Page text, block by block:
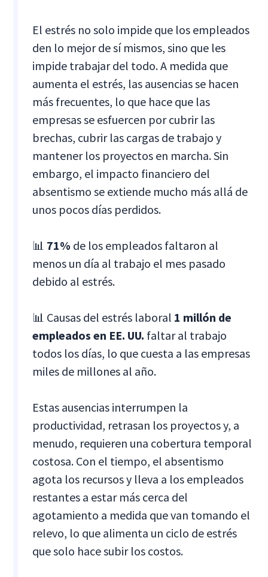
El estrés no solo impide que los empleados
den lo mejor de sí mismos, sino que les
impide trabajar del todo. A medida que
aumenta el estrés, las ausencias se hacen
más frecuentes, lo que hace que las
empresas se esfuercen por cubrir las
brechas, cubrir las cargas de trabajo y
mantener los proyectos en marcha. Sin
embargo, el impacto financiero del
absentismo se extiende mucho más allá de
unos pocos días perdidos.
📊 71% de los empleados faltaron al
menos un día al trabajo el mes pasado
debido al estrés.
📊 Causas del estrés laboral 1 millón de
empleados en EE. UU. faltar al trabajo
todos los días, lo que cuesta a las empresas
miles de millones al año.
Estas ausencias interrumpen la
productividad, retrasan los proyectos y, a
menudo, requieren una cobertura temporal
costosa. Con el tiempo, el absentismo
agota los recursos y lleva a los empleados
restantes a estar más cerca del
agotamiento a medida que van tomando el
relevo, lo que alimenta un ciclo de estrés
que solo hace subir los costos.